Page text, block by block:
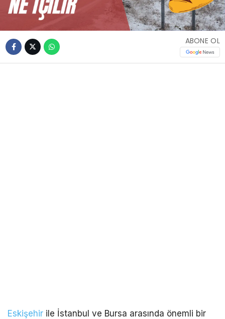
ABONE OL
Eskişehir ile İstanbul ve Bursa arasında önemli bir